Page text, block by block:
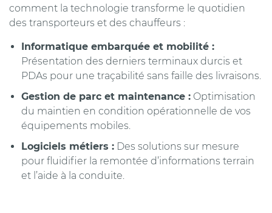
comment la technologie transforme le quotidien
des transporteurs et des chauffeurs :
Informatique embarquée et mobilité :
Présentation des derniers terminaux durcis et
PDAs pour une traçabilité sans faille des livraisons.
Gestion de parc et maintenance : Optimisation
du maintien en condition opérationnelle de vos
équipements mobiles.
Logiciels métiers : Des solutions sur mesure
pour fluidifier la remontée d’informations terrain
et l’aide à la conduite.